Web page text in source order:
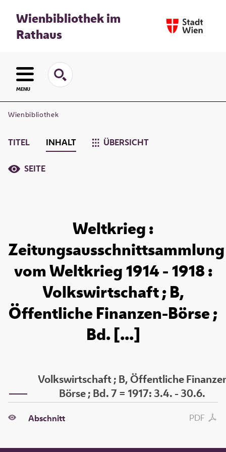
Wienbibliothek im
Rathaus
MENU
Wienbibliothek
TITEL INHALT ÜBERSICHT
SEITE
Weltkrieg :
Zeitungsausschnittsammlung
vom Weltkrieg 1914 - 1918 :
Volkswirtschaft ; B,
Öffentliche Finanzen-Börse ;
Bd. [...]
Volkswirtschaft ; B, Öffentliche
Börse ; Bd. 7 = 1917: 3.4. - 30.6.
PDF
Abschnitt